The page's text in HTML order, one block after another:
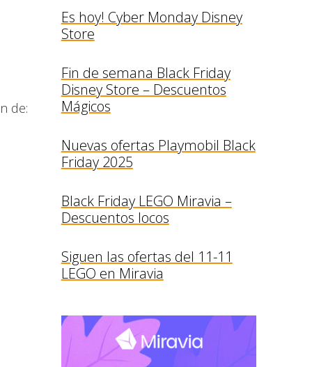
de:
Es hoy! Cyber Monday Disney
Store
Fin de semana Black Friday
Disney Store – Descuentos
Mágicos
Nuevas ofertas Playmobil Black
Friday 2025
Black Friday LEGO Miravia –
Descuentos locos
Siguen las ofertas del 11-11
LEGO en Miravia